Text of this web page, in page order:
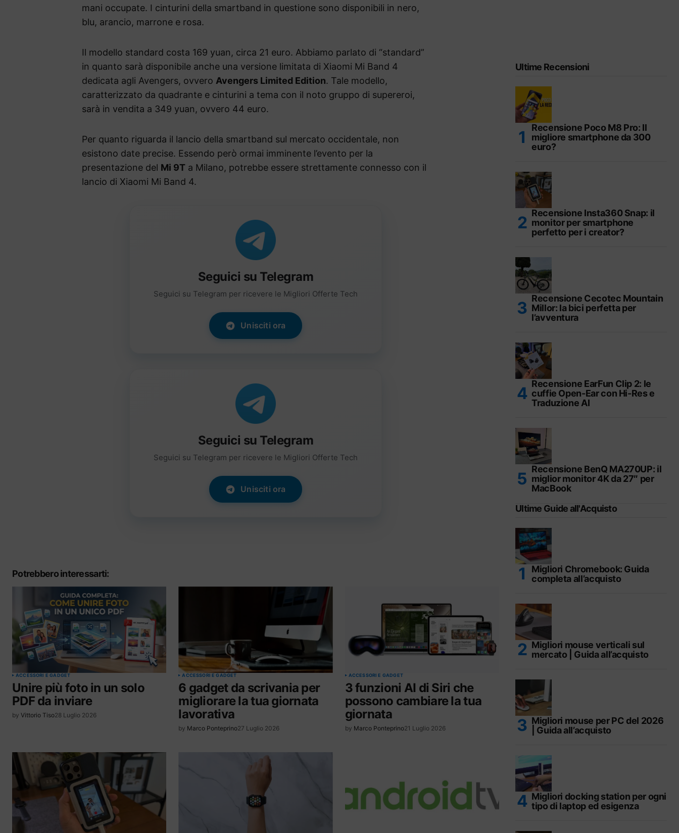
mani occupate. I cinturini della smartband in questione sono disponibili in nero,
blu, arancio, marrone e rosa.
Il modello standard costa 169 yuan, circa 21 euro. Abbiamo parlato di “standard”
in quanto sarà disponibile anche una versione limitata di Xiaomi Mi Band 4
dedicata agli Avengers, ovvero Avengers Limited Edition. Tale modello,
caratterizzato da quadrante e cinturini a tema con il noto gruppo di supereroi,
sarà in vendita a 349 yuan, ovvero 44 euro.
Per quanto riguarda il lancio della smartband sul mercato occidentale, non
esistono date precise. Essendo però ormai imminente l’evento per la
presentazione del Mi 9T a Milano, potrebbe essere strettamente connesso con il
lancio di Xiaomi Mi Band 4.
Seguici su Telegram
Seguici su Telegram per ricevere le Migliori Offerte Tech
Unisciti ora
Seguici su Telegram
Seguici su Telegram per ricevere le Migliori Offerte Tech
Unisciti ora
Potrebbero interessarti:
ACCESSORI E GADGET
Unire più foto in un solo
PDF da inviare
by Vittorio Tiso28 Luglio 2026
ACCESSORI E GADGET
6 gadget da scrivania per
migliorare la tua giornata
lavorativa
by Marco Ponteprino27 Luglio 2026
ACCESSORI E GADGET
3 funzioni AI di Siri che
possono cambiare la tua
giornata
by Marco Ponteprino21 Luglio 2026
Ultime Recensioni
Recensione Poco M8 Pro: Il
migliore smartphone da 300
euro?
Recensione Insta360 Snap: il
monitor per smartphone
perfetto per i creator?
Recensione Cecotec Mountain
Millor: la bici perfetta per
l’avventura
Recensione EarFun Clip 2: le
cuffie Open-Ear con Hi-Res e
Traduzione AI
Recensione BenQ MA270UP: il
miglior monitor 4K da 27″ per
MacBook
Ultime Guide all'Acquisto
Migliori Chromebook: Guida
completa all’acquisto
Migliori mouse verticali sul
mercato | Guida all’acquisto
Migliori mouse per PC del 2026
| Guida all’acquisto
Migliori docking station per ogni
tipo di laptop ed esigenza